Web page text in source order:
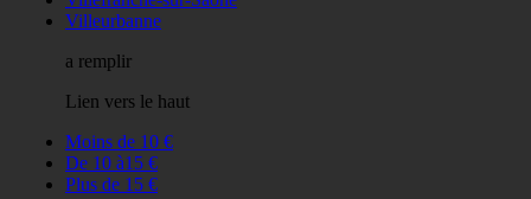
Villeurbanne
a remplir
Lien vers le haut
Moins de 10 €
De 10 à15 €
Plus de 15 €